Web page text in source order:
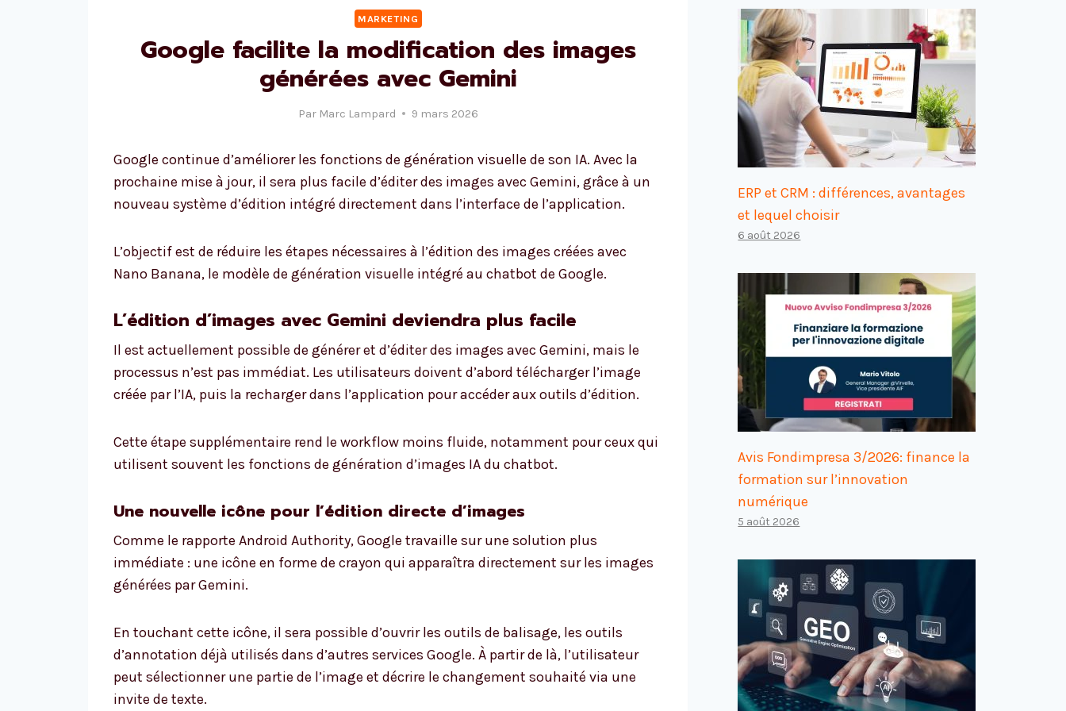
MARKETING
Google facilite la modification des images
générées avec Gemini
Par Marc Lampard 9 mars 2026
Google continue d’améliorer les fonctions de génération visuelle de son IA. Avec la
prochaine mise à jour, il sera plus facile d’éditer des images avec Gemini, grâce à un
nouveau système d’édition intégré directement dans l’interface de l’application.
L’objectif est de réduire les étapes nécessaires à l’édition des images créées avec
Nano Banana, le modèle de génération visuelle intégré au chatbot de Google.
L’édition d’images avec Gemini deviendra plus facile
Il est actuellement possible de générer et d’éditer des images avec Gemini, mais le
processus n’est pas immédiat. Les utilisateurs doivent d’abord télécharger l’image
créée par l’IA, puis la recharger dans l’application pour accéder aux outils d’édition.
Cette étape supplémentaire rend le workflow moins fluide, notamment pour ceux qui
utilisent souvent les fonctions de génération d’images IA du chatbot.
Une nouvelle icône pour l’édition directe d’images
Comme le rapporte Android Authority, Google travaille sur une solution plus
immédiate : une icône en forme de crayon qui apparaîtra directement sur les images
générées par Gemini.
En touchant cette icône, il sera possible d’ouvrir les outils de balisage, les outils
d’annotation déjà utilisés dans d’autres services Google. À partir de là, l’utilisateur
peut sélectionner une partie de l’image et décrire le changement souhaité via une
invite de texte.
ERP et CRM : différences, avantages
et lequel choisir
6 août 2026
Avis Fondimpresa 3/2026: finance la
formation sur l’innovation
numérique
5 août 2026